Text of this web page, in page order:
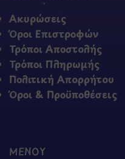
Ακυρώσεις
Όροι Επιστροφών
Τρόποι Αποστολής
Τρόποι Πληρωμής
Πολιτική Απορρήτου
Όροι & Προϋποθέσεις
ΜΕΝΟΥ